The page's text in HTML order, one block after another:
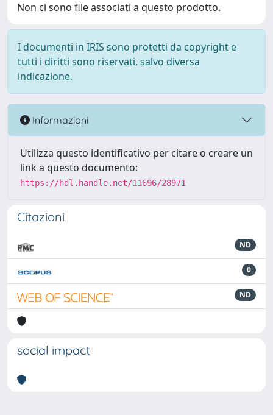
Non ci sono file associati a questo prodotto.
I documenti in IRIS sono protetti da copyright e
tutti i diritti sono riservati, salvo diversa
indicazione.
Informazioni
Utilizza questo identificativo per citare o creare un
link a questo documento:
https://hdl.handle.net/11696/28971
Citazioni
ND
0
ND
social impact